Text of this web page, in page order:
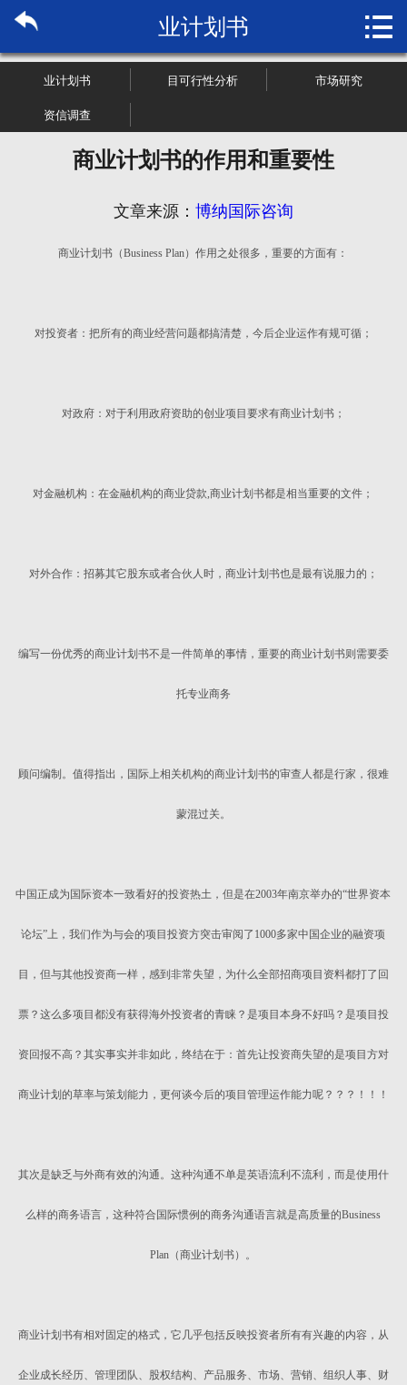
关于博纳
管理咨询
行业报告
大数据
业计划书 
业计划书 目可行性分析 市场研究
资信调查
商业计划书的作用和重要性
文章来源： 博纳国际咨询
商业计划书（Business Plan）作用之处很多，重要的方面有：
对投资者：把所有的商业经营问题都搞清楚，今后企业运作有规可循；
对政府：对于利用政府资助的创业项目要求有商业计划书；
对金融机构：在金融机构的商业贷款,商业计划书都是相当重要的文件；
对外合作：招募其它股东或者合伙人时，商业计划书也是最有说服力的；
编写一份优秀的商业计划书不是一件简单的事情，重要的商业计划书则需要委
托专业商务
顾问编制。值得指出，国际上相关机构的商业计划书的审查人都是行家，很难
蒙混过关。
中国正成为国际资本一致看好的投资热土，但是在2003年南京举办的“世界资本
论坛”上，我们作为与会的项目投资方突击审阅了1000多家中国企业的融资项
目，但与其他投资商一样，感到非常失望，为什么全部招商项目资料都打了回
票？这么多项目都没有获得海外投资者的青睐？是项目本身不好吗？是项目投
资回报不高？其实事实并非如此，终结在于：首先让投资商失望的是项目方对
商业计划的草率与策划能力，更何谈今后的项目管理运作能力呢？？？！！！
其次是缺乏与外商有效的沟通。这种沟通不单是英语流利不流利，而是使用什
么样的商务语言，这种符合国际惯例的商务沟通语言就是高质量的Business
Plan（商业计划书）。
商业计划书有相对固定的格式，它几乎包括反映投资者所有有兴趣的内容，从
企业成长经历、管理团队、股权结构、产品服务、市场、营销、组织人事、财